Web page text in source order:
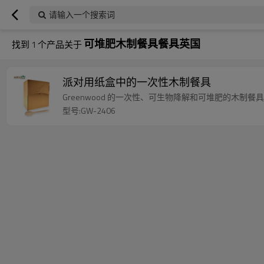
请输入一个搜索词
找到 1 个产品关于可堆肥木制餐具餐具英国
派对用纸盒中的一次性木制餐具
Greenwood 的一次性、可生物降解和可堆肥的木制餐具
型号:GW-2406